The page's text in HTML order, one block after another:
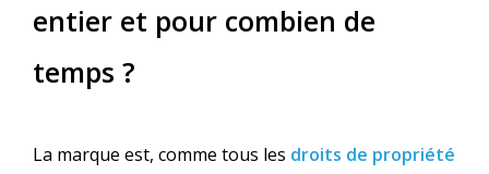
entier et pour combien de
temps ?
La marque est, comme tous les droits de propriété